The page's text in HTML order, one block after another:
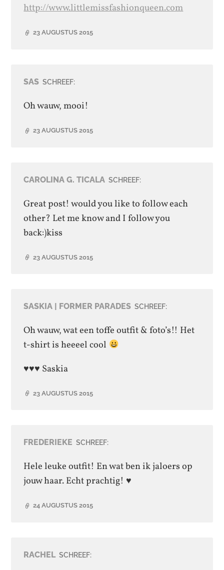
http://www.littlemissfashionqueen.com
23 AUGUSTUS 2015
SAS SCHREEF:
Oh wauw, mooi!
23 AUGUSTUS 2015
CAROLINA G. TICALA SCHREEF:
Great post! would you like to follow each
other? Let me know and I follow you
back:)kiss
23 AUGUSTUS 2015
SASKIA | FORMER PARADES SCHREEF:
Oh wauw, wat een toffe outfit & foto’s!! Het
t-shirt is heeeel cool
♥♥♥ Saskia
23 AUGUSTUS 2015
FREDERIEKE SCHREEF:
Hele leuke outfit! En wat ben ik jaloers op
jouw haar. Echt prachtig! ♥
24 AUGUSTUS 2015
RACHEL SCHREEF: